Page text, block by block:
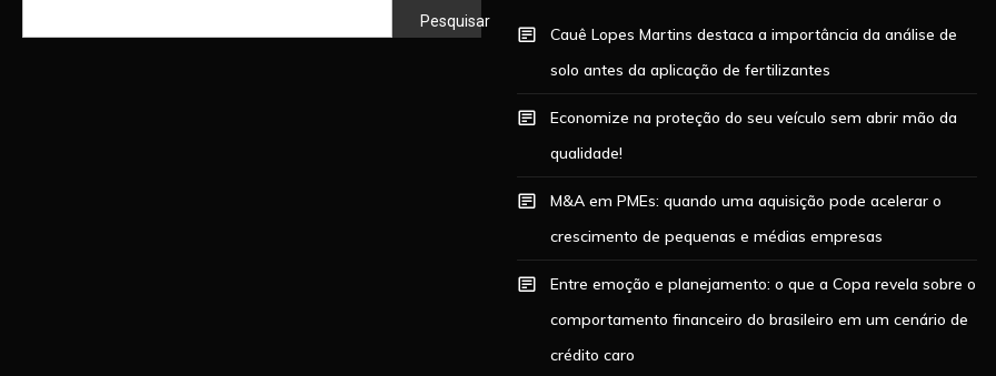
Pesquisar
Cauê Lopes Martins destaca a importância da análise de
solo antes da aplicação de fertilizantes
Economize na proteção do seu veículo sem abrir mão da
qualidade!
M&A em PMEs: quando uma aquisição pode acelerar o
crescimento de pequenas e médias empresas
Entre emoção e planejamento: o que a Copa revela sobre o
comportamento financeiro do brasileiro em um cenário de
crédito caro